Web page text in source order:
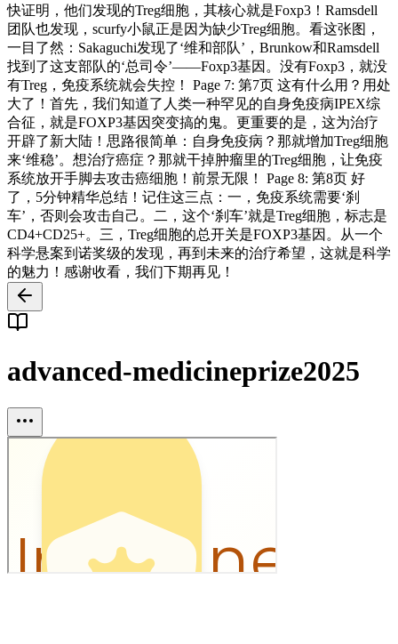
快证明，他们发现的Treg细胞，其核心就是Foxp3！Ramsdell
团队也发现，scurfy小鼠正是因为缺少Treg细胞。看这张图，
一目了然：Sakaguchi发现了‘维和部队’，Brunkow和Ramsdell
找到了这支部队的‘总司令’——Foxp3基因。没有Foxp3，就没
有Treg，免疫系统就会失控！ Page 7: 第7页 这有什么用？用处
大了！首先，我们知道了人类一种罕见的自身免疫病IPEX综
合征，就是FOXP3基因突变搞的鬼。更重要的是，这为治疗
开辟了新大陆！思路很简单：自身免疫病？那就增加Treg细胞
来‘维稳’。想治疗癌症？那就干掉肿瘤里的Treg细胞，让免疫
系统放开手脚去攻击癌细胞！前景无限！ Page 8: 第8页 好
了，5分钟精华总结！记住这三点：一，免疫系统需要‘刹
车’，否则会攻击自己。二，这个‘刹车’就是Treg细胞，标志是
CD4+CD25+。三，Treg细胞的总开关是FOXP3基因。从一个
科学悬案到诺奖级的发现，再到未来的治疗希望，这就是科学
的魅力！感谢收看，我们下期再见！
advanced-medicineprize2025